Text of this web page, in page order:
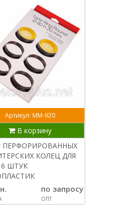
Артикул: ММ-920
В корзину
ПЕРФОРИРОВАННЫХ
КОЛЕЦ ДЛЯ
6 ШТУК
по запросу
ОПТ